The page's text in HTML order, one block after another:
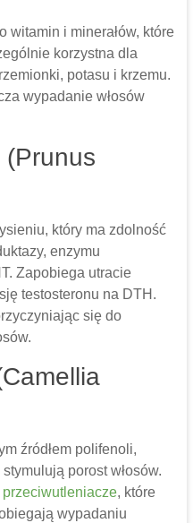
witamin i minerałów, które
korzystna dla
potasu i krzemu.
wypadanie włosów
który ma zdolność
enzymu
Zapobiega utracie
testosteronu na DTH.
się do
źródłem polifenoli,
porost włosów.
przeciwutleniacze, które
wypadaniu